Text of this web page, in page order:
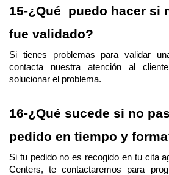
15-¿Qué  puedo hacer si
fue validado?
Si tienes problemas para validar
contacta nuestra atención al
solucionar el problema.
16-¿Qué sucede si no
pedido en tiempo y
Si tu pedido no es recogido en tu cita
Centers, te contactaremos para